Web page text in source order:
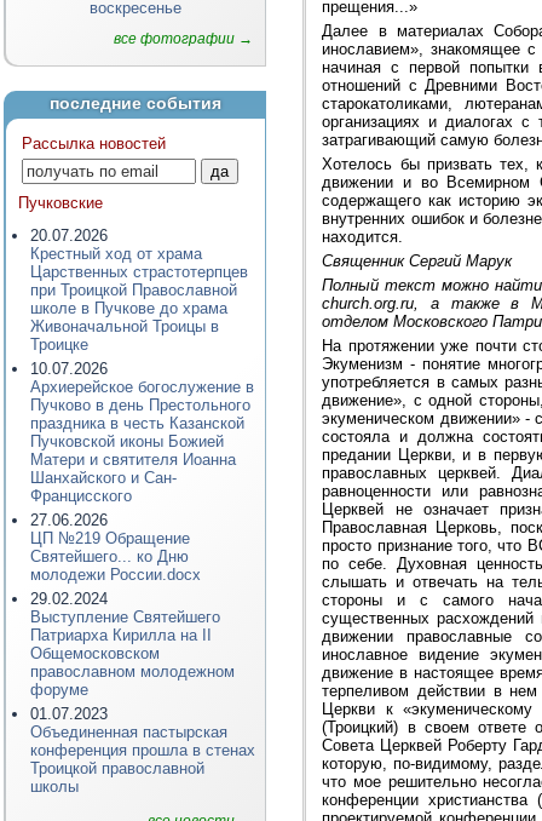
воскресенье
все фотографии →
последние события
Рассылка новостей
Пучковские
20.07.2026
Крестный ход от храма
Царственных страстотерпцев
при Троицкой Православной
школе в Пучкове до храма
Живоначальной Троицы в
Троицке
10.07.2026
Архиерейское богослужение в
Пучково в день Престольного
праздника в честь Казанской
Пучковской иконы Божией
Матери и святителя Иоанна
Шанхайского и Сан-
Францисского
27.06.2026
ЦП №219 Обращение
Святейшего... ко Дню
молодежи России.docx
29.02.2024
Выступление Святейшего
Патриарха Кирилла на II
Общемосковском
православном молодежном
форуме
01.07.2023
Объединенная пастырская
конференция прошла в стенах
Троицкой православной
школы
прещения...»
Далее в материалах
инославием», знакомящее
начиная с первой
отношений с Древними
старокатоликами,
организациях и диалогах
затрагивающий самую
Хотелось бы призвать тех,
движении и во Всемирном
содержащего как историю
внутренних ошибок и
находится.
Священник Сергий Марук
Полный текст можно найти
church.org.ru, а также в
отделом Московского
На протяжении уже почти
Экуменизм - понятие
употребляется в самых
движение», с одной
экуменическом движении» -
состояла и должна
предании Церкви, и в
православных церквей.
равноценности или
Церквей не означает
Православная Церковь,
просто признание того, что
по себе. Духовная
слышать и отвечать на
стороны и с самого
существенных
движении православные
инославное видение
движение в настоящее
терпеливом действии в нем
Церкви к
(Троицкий) в своем ответе
Совета Церквей Роберту
которую, по-видимому,
что мое решительно
конференции